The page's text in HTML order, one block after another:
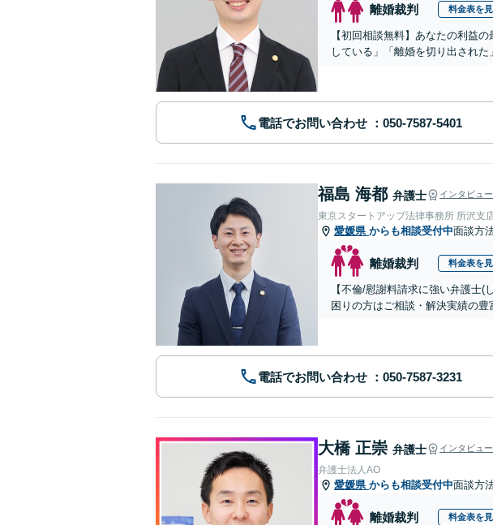
離婚裁判 料金表を
【初回相談無料】あなたの利益
している」「離婚を切り出され
電話でお問い合わせ
福島 海都 弁護士 インタビュ
東京スタートアップ法律事務所 所沢支
愛媛県 からも相談受付中面談方
離婚裁判 料金表を
【不倫/慰謝料請求に強い弁護士
困りの方はご相談・解決実績の
電話でお問い合わせ
大橋 正崇 弁護士 インタビュ
弁護士法人AO
愛媛県 からも相談受付中面談方
離婚裁判 料金表を